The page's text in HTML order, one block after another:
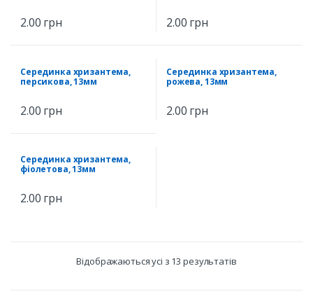
2.00 грн 2.00 грн
Серединка хризантема,
персикова, 13мм
2.00 грн
Серединка хризантема,
рожева, 13мм
2.00 грн
Серединка хризантема,
фіолетова, 13мм
2.00 грн
Відображаються усі з 13 результатів